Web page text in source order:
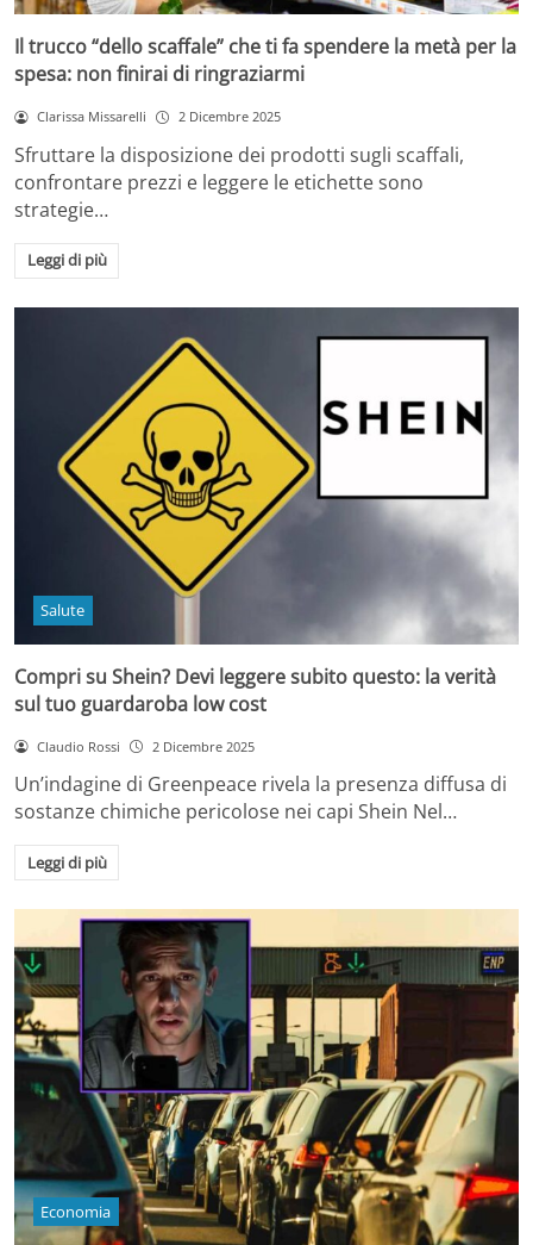
Il trucco “dello scaffale” che ti fa spendere la metà per la
spesa: non finirai di ringraziarmi
Clarissa Missarelli 2 Dicembre 2025
Sfruttare la disposizione dei prodotti sugli scaffali,
confrontare prezzi e leggere le etichette sono
strategie…
Leggi di più
Salute
Compri su Shein? Devi leggere subito questo: la verità
sul tuo guardaroba low cost
Claudio Rossi 2 Dicembre 2025
Un’indagine di Greenpeace rivela la presenza diffusa di
sostanze chimiche pericolose nei capi Shein Nel…
Leggi di più
Economia